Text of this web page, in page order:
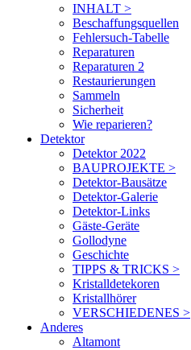
INHALT >
Beschaffungsquellen
Fehlersuch-Tabelle
Reparaturen
Reparaturen 2
Restaurierungen
Sammeln
Sicherheit
Wie reparieren?
Detektor
Detektor 2022
BAUPROJEKTE >
Detektor-Bausätze
Detektor-Galerie
Detektor-Links
Gäste-Geräte
Gollodyne
Geschichte
TIPPS & TRICKS >
Kristalldetekoren
Kristallhörer
VERSCHIEDENES >
Anderes
Altamont